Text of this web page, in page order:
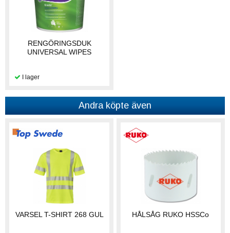
RENGÖRINGSDUK
UNIVERSAL WIPES
Andra köpte även
VARSEL T-SHIRT 268 GUL HÅLSÅG RUKO HSSCo